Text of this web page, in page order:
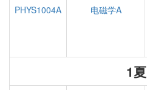
PHYS1004A
电磁学A
1夏